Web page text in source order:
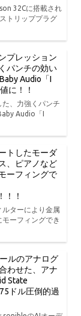
32Cに搭載され
トリッププラグ
プレッション
パンチの効い
Audio「I
に！！
、力強くパンチ
Audio「I
トしたモーダ
、ピアノなど
ーフィングで
！！
ルターにより金属
ーフィングでき
ルのアナログ
わせた、アナ
State
ドル圧倒的過